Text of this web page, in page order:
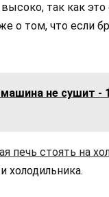
так как это
о том, что если
не сушит -
печь стоять на
холодильника.